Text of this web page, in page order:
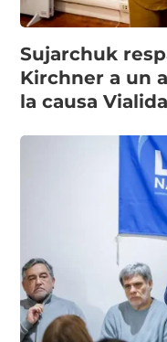
Sujarchuk
Kirchner a un
la causa